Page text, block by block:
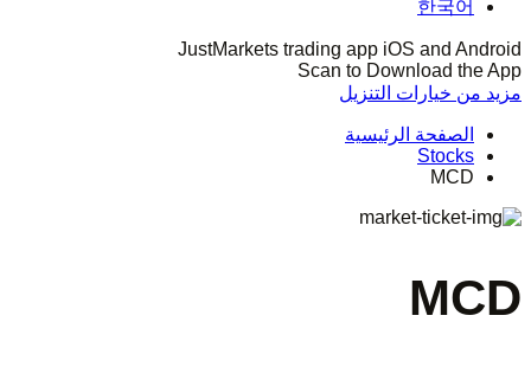
한국어
JustMarkets trading app iOS and Android
Scan to Download the App
مزيد من خيارات التنزيل
الصفحة الرئيسية
Stocks
MCD
MCD